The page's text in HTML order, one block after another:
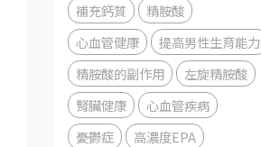
補充鈣質
精胺酸
心血管健康
提高男性生育能力
精胺酸的副作用
左旋精胺酸
腎臟健康
心血管疾病
憂鬱症
高濃度EPA